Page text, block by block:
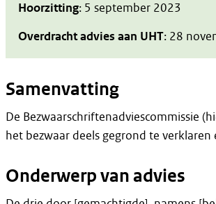
Hoorzitting: 5 september 2023
Overdracht advies aan UHT: 28
Samenvatting
De Bezwaarschriftenadviescommissie
het bezwaar deels gegrond te
Onderwerp van advies